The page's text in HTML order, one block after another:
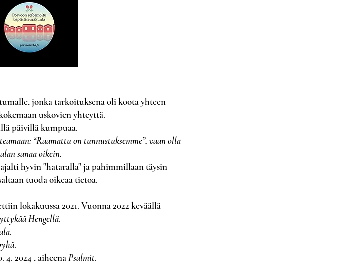
jonka tarkoituksena oli koota yhteen
uskovien yhteyttä.
päivillä kumpuaa.
“Raamattu on tunnustuksemme”, vaan olla
sanaa oikein.
hyvin "hataralla" ja pahimmillaan täysin
tuoda oikeaa tietoa.
lokakuussa 2021. Vuonna 2022 keväällä
Hengellä.
.
.
4. 2024 , aiheenaPsalmit.